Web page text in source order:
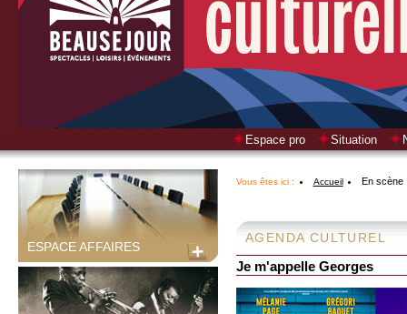
Espace pro Situation
ESPACE AFFAIRES
Vous êtes ici : Accueil En scène
AGENDA CULTUREL
Je m'appelle Georges